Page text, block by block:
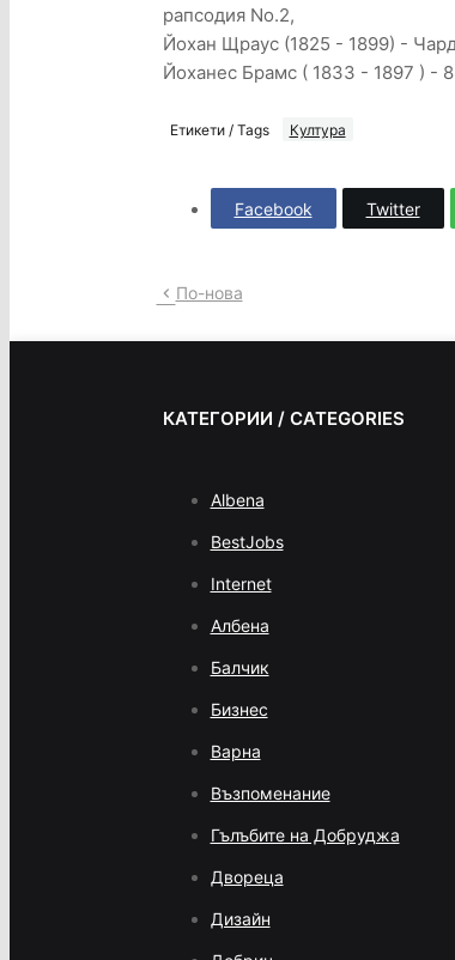
рапсодия No.2,
Йохан Щраус (1825 - 1899) -
Йоханес Брамс ( 1833 - 1897 ) - 8
Етикети / Tags Култура
Facebook Twitter
По-нова
КАТЕГОРИИ / CATEGORIES
Albena
BestJobs
Internet
Албена
Балчик
Бизнес
Варна
Възпоменание
Гълъбите на Добруджа
Двореца
Дизайн